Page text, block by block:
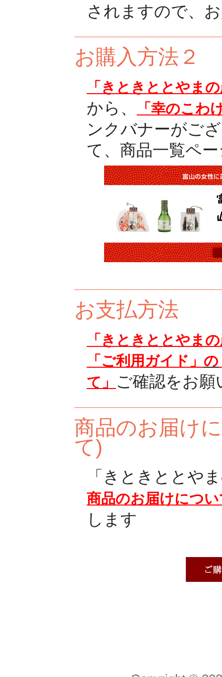
されますので、
お購入方法２
「きときととやま
から、 「幸のこわ
ンクバナーがご
て、商品一覧ペ
お支払方法
「きときととやま
「ご利用ガイド」 の
て」
ご確認をお
商品のお届け
て)
「きときととや
商品のお届けにつ
します